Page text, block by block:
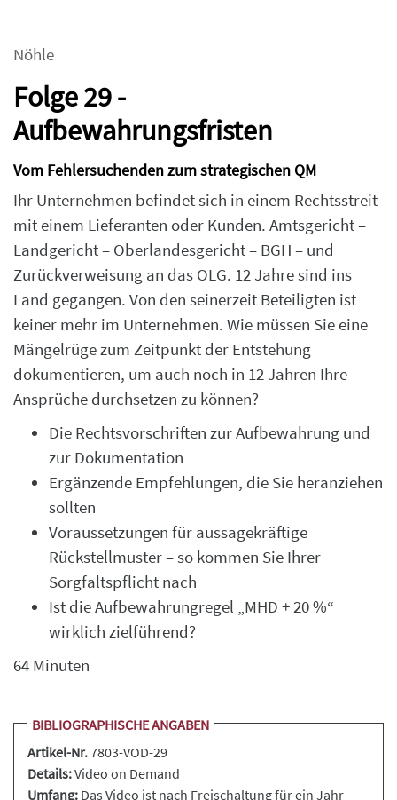
Nöhle
Folge 29 -
Aufbewahrungsfristen
Vom Fehlersuchenden zum strategischen QM
Ihr Unternehmen befindet sich in einem Rechtsstreit
mit einem Lieferanten oder Kunden. Amtsgericht –
Landgericht – Oberlandesgericht – BGH – und
Zurückverweisung an das OLG. 12 Jahre sind ins
Land gegangen. Von den seinerzeit Beteiligten ist
keiner mehr im Unternehmen. Wie müssen Sie eine
Mängelrüge zum Zeitpunkt der Entstehung
dokumentieren, um auch noch in 12 Jahren Ihre
Ansprüche durchsetzen zu können?
Die Rechtsvorschriften zur Aufbewahrung und
zur Dokumentation
Ergänzende Empfehlungen, die Sie heranziehen
sollten
Voraussetzungen für aussagekräftige
Rückstellmuster – so kommen Sie Ihrer
Sorgfaltspflicht nach
Ist die Aufbewahrungregel „MHD + 20 %“
wirklich zielführend?
64 Minuten
BIBLIOGRAPHISCHE ANGABEN
Artikel-Nr.7803-VOD-29
Details:Video on Demand
Umfang: Das Video ist nach Freischaltung für ein Jahr